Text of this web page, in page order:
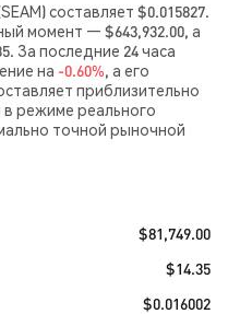
составляет $0.015827.
момент — $643,932.00, а
За последние 24 часа
на -0.60%, а его
приблизительно
режиме реального
точной рыночной
$81,749.00
$14.35
$0.016002